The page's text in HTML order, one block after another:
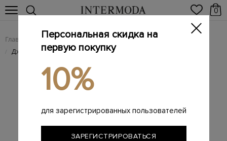
0
Главная Женщинам / Женская одежда / Женские джинсы
/ Джинсы с литой подвеской и вышитым декором в тон
Персональная скидка на
первую покупку
10%
для зарегистрированных пользователей
ЗАРЕГИСТРИРОВАТЬСЯ